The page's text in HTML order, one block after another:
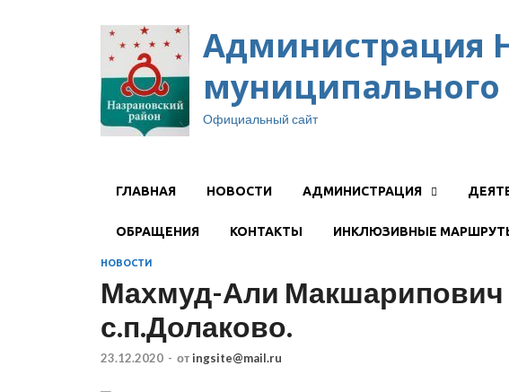
Администрация
муниципального
Официальный сайт
ГЛАВНАЯ НОВОСТИ АДМИНИСТРАЦИЯ
ОБРАЩЕНИЯ КОНТАКТЫ ИНКЛЮЗИВНЫЕ
НОВОСТИ
Махмуд-Али Макшарипович
с.п.Долаково.
23.12.2020 - от ingsite@mail.ru